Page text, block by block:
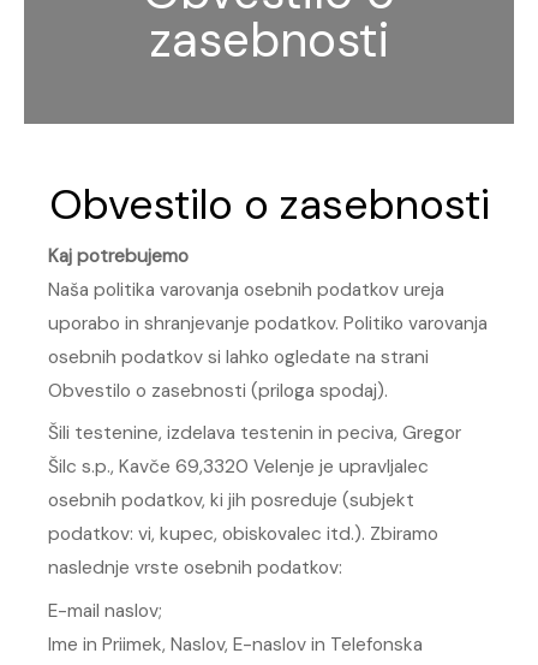
zasebnosti
Obvestilo o zasebnosti
Kaj potrebujemo
Naša politika varovanja osebnih podatkov ureja
uporabo in shranjevanje podatkov. Politiko varovanja
osebnih podatkov si lahko ogledate na strani
Obvestilo o zasebnosti (priloga spodaj).
Šili testenine, izdelava testenin in peciva, Gregor
Šilc s.p., Kavče 69,3320 Velenje je upravljalec
osebnih podatkov, ki jih posreduje (subjekt
podatkov: vi, kupec, obiskovalec itd.). Zbiramo
naslednje vrste osebnih podatkov:
E-mail naslov;
Ime in Priimek, Naslov, E-naslov in Telefonska